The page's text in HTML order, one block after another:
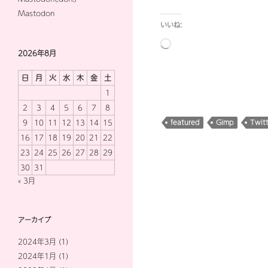
いいね:
読
featured Gimp
Mastodon
2026年8月
日 月 火 水 木 金
土
1
2
3 4 5 6 7
8
9
10 11 12 13 14 15
16 17 18 19 20 21 22
23 24 25 26 27 28 29
30 31
« 3月
アーカイブ
2024年3月 (1)
2024年1月 (1)